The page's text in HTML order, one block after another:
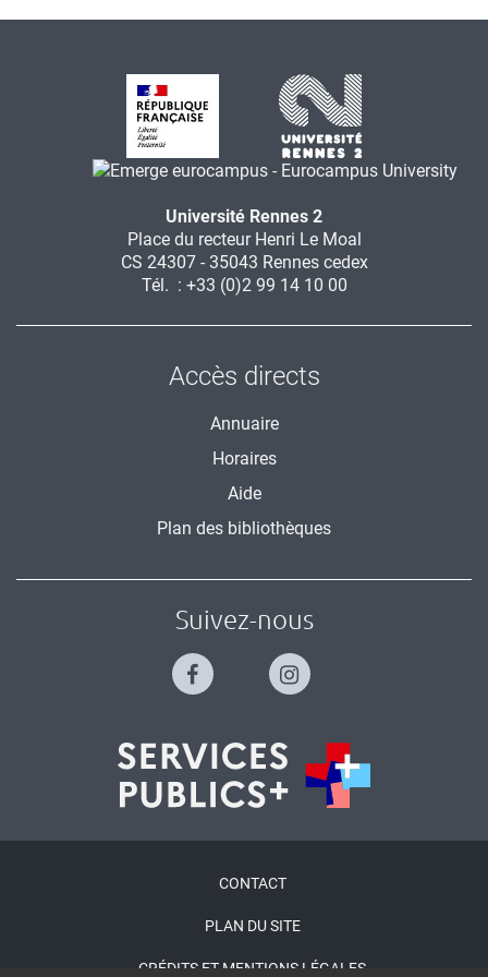
Université Rennes 2
Place du recteur Henri Le Moal
CS 24307 - 35043 Rennes cedex
Tél. : +33 (0)2 99 14 10 00
Accès directs
Annuaire
Horaires
Aide
Plan des bibliothèques
Suivez-nous
CONTACT
PLAN DU SITE
CRÉDITS ET MENTIONS LÉGALES